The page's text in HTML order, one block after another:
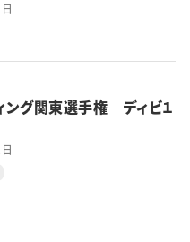
ング関東選手権 ディビ１